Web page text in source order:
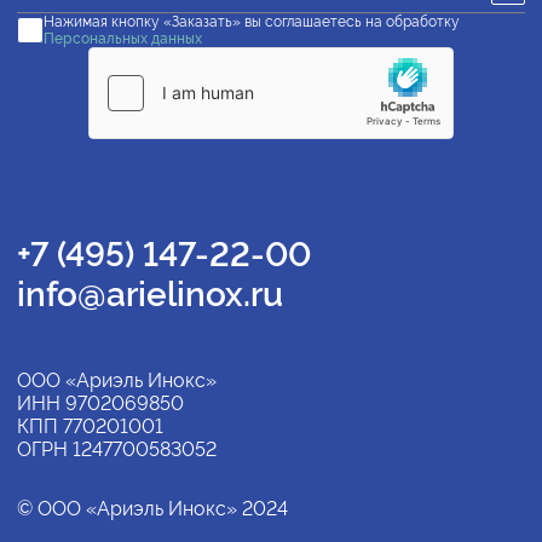
Нажимая кнопку «Заказать» вы соглашаетесь на обработку
Персональных данных
+7 (495) 147-22-00
info@arielinox.ru
ООО «Ариэль Инокс»
ИНН 9702069850
КПП 770201001
ОГРН 1247700583052
© ООО «Ариэль Инокс» 2024